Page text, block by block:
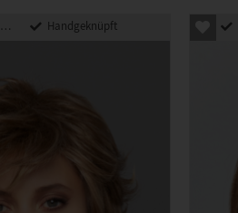
Handgeknüpft